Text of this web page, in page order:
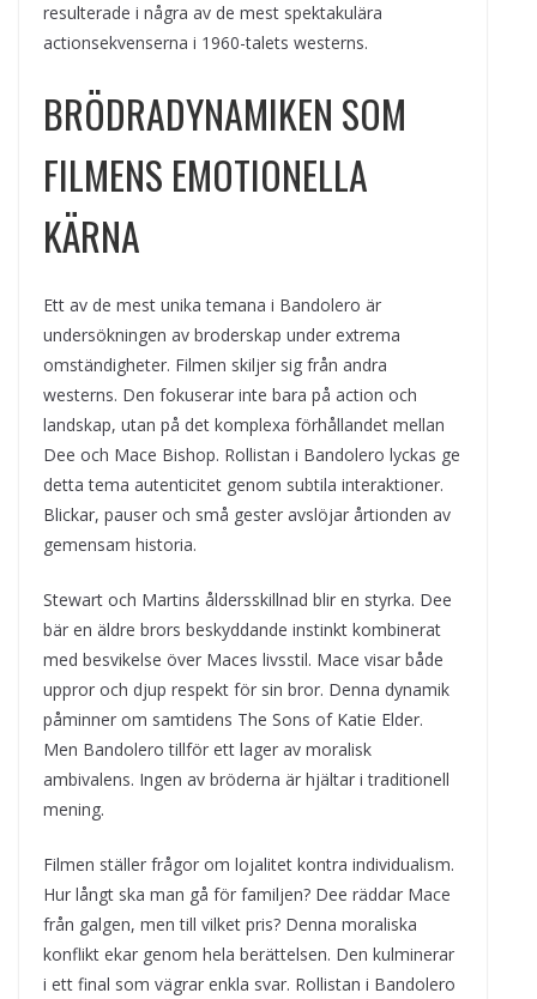
resulterade i några av de mest spektakulära
actionsekvenserna i 1960-talets westerns.
BRÖDRADYNAMIKEN SOM
FILMENS EMOTIONELLA
KÄRNA
Ett av de mest unika temana i Bandolero är
undersökningen av broderskap under extrema
omständigheter. Filmen skiljer sig från andra
westerns. Den fokuserar inte bara på action och
landskap, utan på det komplexa förhållandet mellan
Dee och Mace Bishop. Rollistan i Bandolero lyckas ge
detta tema autenticitet genom subtila interaktioner.
Blickar, pauser och små gester avslöjar årtionden av
gemensam historia.
Stewart och Martins åldersskillnad blir en styrka. Dee
bär en äldre brors beskyddande instinkt kombinerat
med besvikelse över Maces livsstil. Mace visar både
uppror och djup respekt för sin bror. Denna dynamik
påminner om samtidens The Sons of Katie Elder.
Men Bandolero tillför ett lager av moralisk
ambivalens. Ingen av bröderna är hjältar i traditionell
mening.
Filmen ställer frågor om lojalitet kontra individualism.
Hur långt ska man gå för familjen? Dee räddar Mace
från galgen, men till vilket pris? Denna moraliska
konflikt ekar genom hela berättelsen. Den kulminerar
i ett final som vägrar enkla svar. Rollistan i Bandolero